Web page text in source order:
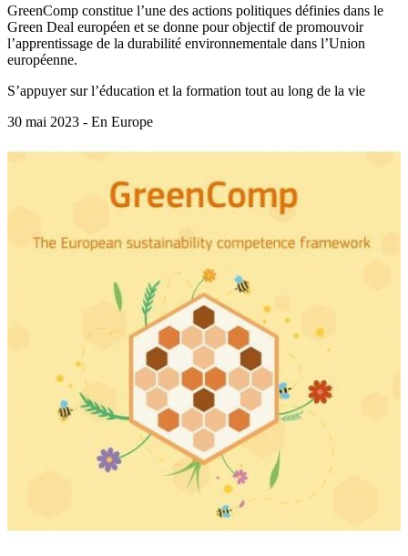
GreenComp constitue l’une des actions politiques définies dans le
Green Deal européen et se donne pour objectif de promouvoir
l’apprentissage de la durabilité environnementale dans l’Union
européenne.
S’appuyer sur l’éducation et la formation tout au long de la vie
30 mai 2023 - En Europe